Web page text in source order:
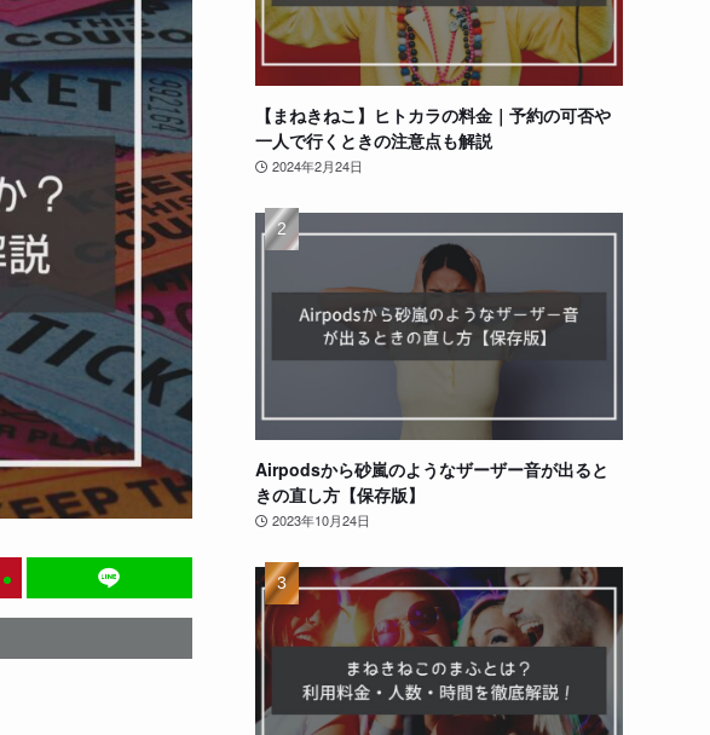
【まねきねこ】ヒトカラの料金｜予約の可否や
一人で行くときの注意点も解説
2024年2月24日
Airpodsから砂嵐のようなザーザー音が出ると
きの直し方【保存版】
2023年10月24日